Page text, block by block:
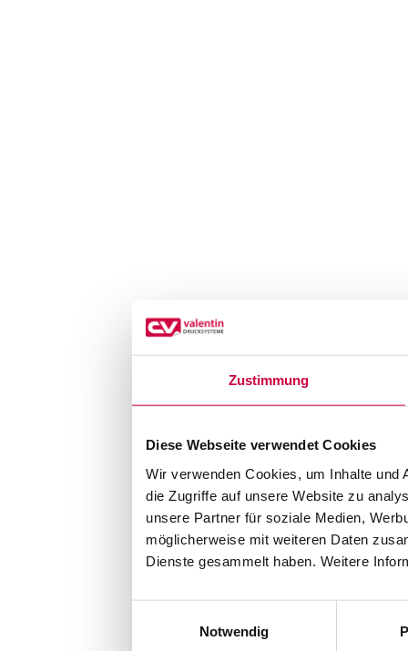
Zustimmung
Diese Webseite verwendet Cookies
Wir verwenden Cookies, um Inhalte und
die Zugriffe auf unsere Website zu
unsere Partner für soziale Medien,
möglicherweise mit weiteren Daten
Dienste gesammelt haben. Weitere
Notwendig